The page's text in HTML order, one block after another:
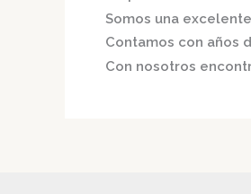
Somos una
Contamos con años
Con nosotros